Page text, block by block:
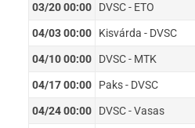
03/20 00:00 DVSC - ETO
04/03 00:00 Kisvárda - DVSC
04/10 00:00 DVSC - MTK
04/17 00:00 Paks - DVSC
04/24 00:00 DVSC - Vasas